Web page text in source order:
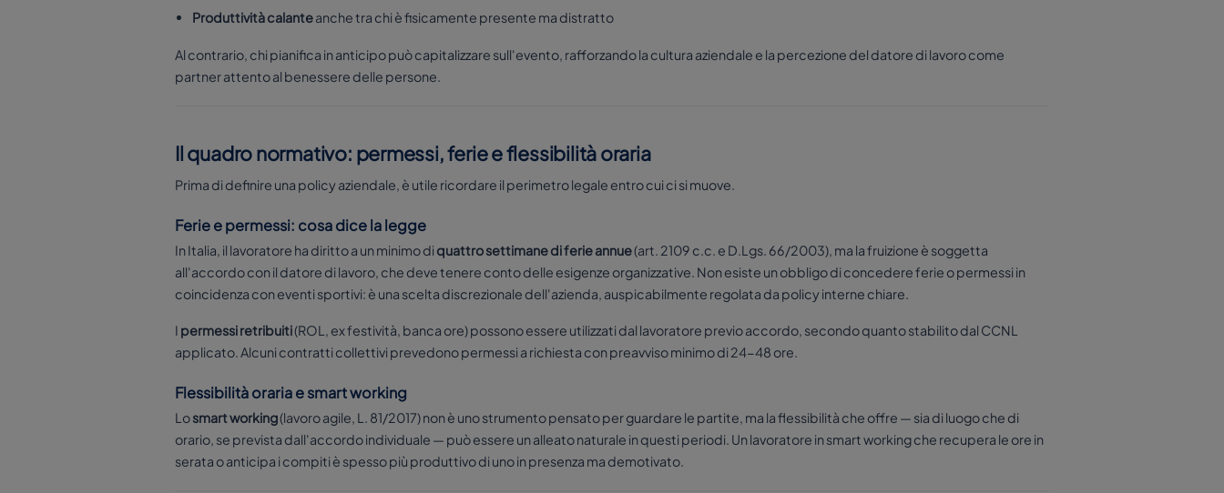
Produttività calanteanche tra chi è fisicamente presente ma distratto
Al contrario, chi pianifica in anticipo può capitalizzare sull'evento, rafforzando la cultura aziendale e la percezione del datore di lavoro come
partner attento al benessere delle persone.
Il quadro normativo: permessi, ferie e flessibilità oraria
Prima di definire una policy aziendale, è utile ricordare il perimetro legale entro cui ci si muove.
Ferie e permessi: cosa dice la legge
In Italia, il lavoratore ha diritto a un minimo di quattro settimane di ferie annue(art. 2109 c.c. e D.Lgs. 66/2003), ma la fruizione è soggetta
all'accordo con il datore di lavoro, che deve tenere conto delle esigenze organizzative. Non esiste un obbligo di concedere ferie o permessi in
coincidenza con eventi sportivi: è una scelta discrezionale dell'azienda, auspicabilmente regolata da policy interne chiare.
I permessi retribuiti(ROL, ex festività, banca ore) possono essere utilizzati dal lavoratore previo accordo, secondo quanto stabilito dal CCNL
applicato. Alcuni contratti collettivi prevedono permessi a richiesta con preavviso minimo di 24-48 ore.
Flessibilità oraria e smart working
Losmart working(lavoro agile, L. 81/2017) non è uno strumento pensato per guardare le partite, ma la flessibilità che offre — sia di luogo che di
orario, se prevista dall'accordo individuale — può essere un alleato naturale in questi periodi. Un lavoratore in smart working che recupera le ore in
serata o anticipa i compiti è spesso più produttivo di uno in presenza ma demotivato.